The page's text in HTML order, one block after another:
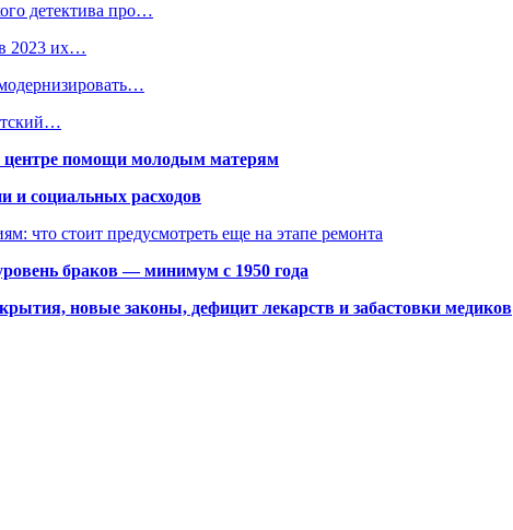
детектива про…
в 2023 их…
центре помощи молодым матерям
и социальных расходов
что стоит предусмотреть еще на этапе ремонта
браков — минимум с 1950 года
новые законы, дефицит лекарств и забастовки медиков